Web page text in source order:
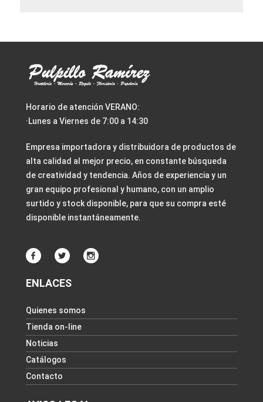
Horario de atención VERANO:
·Lunes a Viernes de 7:00 a 14:30
Empresa importadora y distribuidora de productos de
alta calidad al mejor precio, en constante búsqueda
de creatividad y tendencia. Años de experiencia y un
gran equipo profesional y humano, con un amplio
surtido y stock disponible, para que su compra esté
disponible instantáneamente.
ENLACES
Quienes somos
Tienda on-line
Noticias
Catálogos
Contacto